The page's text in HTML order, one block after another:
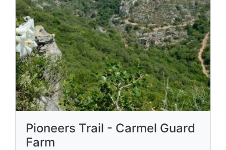
Pioneers Trail - Carmel Guard
Farm